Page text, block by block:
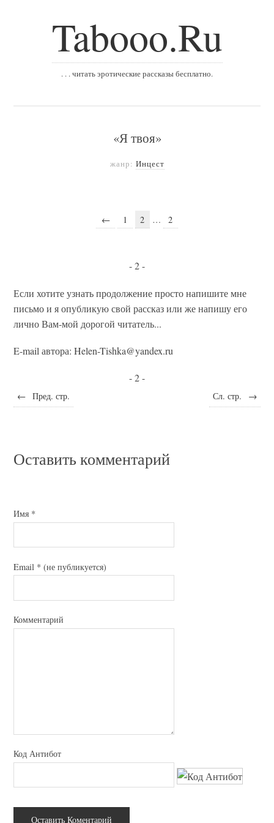
Tabooo.Ru
. . . читать эротические рассказы бесплатно.
«Я твоя»
жанр: Инцест
← 1 2 … 2
- 2 -
Если хотите узнать продолжение просто напишите мне
письмо и я опубликую свой рассказ или же напишу его
лично Вам-мой дорогой читатель...
E-mail автора: Helen-Tishka@yandex.ru
- 2 -
← Пред. стр. Сл. стр. →
Оставить комментарий
Имя *
Email * (не публикуется)
Комментарий
Код Антибот